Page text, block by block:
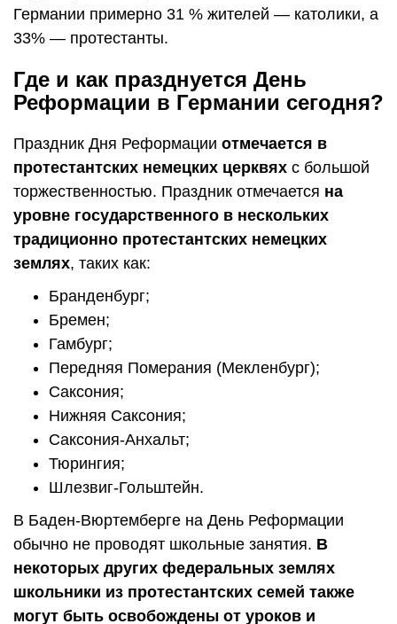
Германии примерно 31 % жителей — католики, а
33% — протестанты.
Где и как празднуется День
Реформации в Германии сегодня?
Праздник Дня Реформации отмечается в
протестантских немецких церквях с большой
торжественностью. Праздник отмечается на
уровне государственного в нескольких
традиционно протестантских немецких
землях, таких как:
Бранденбург;
Бремен;
Гамбург;
Передняя Померания (Мекленбург);
Саксония;
Нижняя Саксония;
Саксония-Анхальт;
Тюрингия;
Шлезвиг-Гольштейн.
В Баден-Вюртемберге на День Реформации
обычно не проводят школьные занятия. В
некоторых других федеральных землях
школьники из протестантских семей также
могут быть освобождены от уроков и